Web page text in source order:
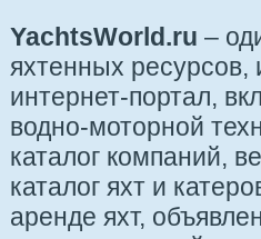
YachtsWorld.ru –
яхтенных
интернет-портал,
водно-моторной
каталог компаний,
каталог яхт и
аренде яхт,